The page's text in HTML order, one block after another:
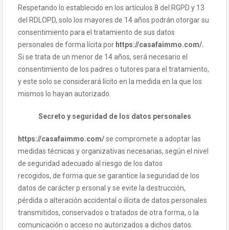
Respetando lo establecido en los artículos 8 del RGPD y 13
del RDLOPD, solo los mayores de 14 años podrán otorgar su
consentimiento para el tratamiento de sus datos
personales de forma lícita por https://casafaimmo.com/.
Si se trata de un menor de 14 años, será necesario el
consentimiento de los padres o tutores para el tratamiento,
y este solo se considerará lícito en la medida en la que los
mismos lo hayan autorizado.
Secreto y seguridad de los datos personales
https://casafaimmo.com/se compromete a adoptar las
medidas técnicas y organizativas necesarias, según el nivel
de seguridad adecuado al riesgo de los datos
recogidos, de forma que se garantice la seguridad de los
datos de carácter p ersonal y se evite la destrucción,
pérdida o alteración accidental o ilícita de datos personales
transmitidos, conservados o tratados de otra forma, o la
comunicación o acceso no autorizados a dichos datos.